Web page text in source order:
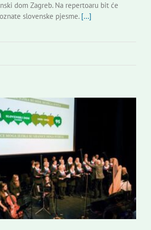
dom Zagreb. Na repertoaru bit će
slovenske pjesme. [...]